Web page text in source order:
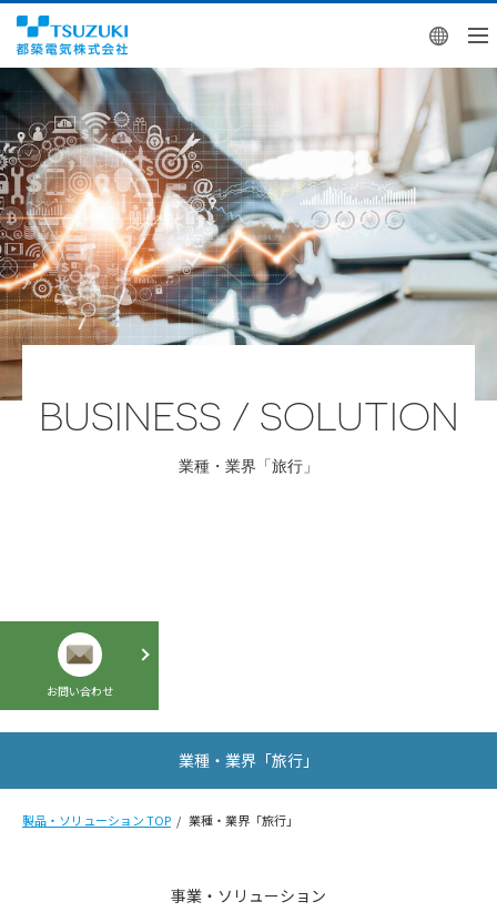
BUSINESS / SOLUTION
業種・業界「旅行」
お問い合わせ
業種・業界「旅行」
製品・ソリューション TOP 業種・業界「旅行」
事業・ソリューション